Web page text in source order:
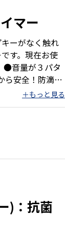
マー
ーがなく触れ
す。現在お使
●音量が３パタ
安全！防滴だ
)：抗菌